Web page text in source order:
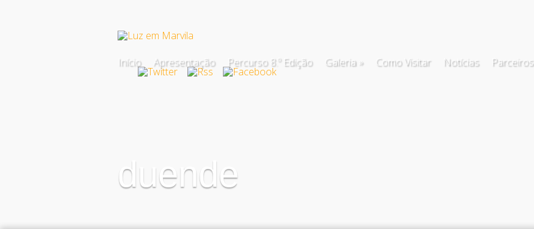
Início Apresentação Percurso 8.º Edição Galeria Como Visitar Notícias Parceiros
duende